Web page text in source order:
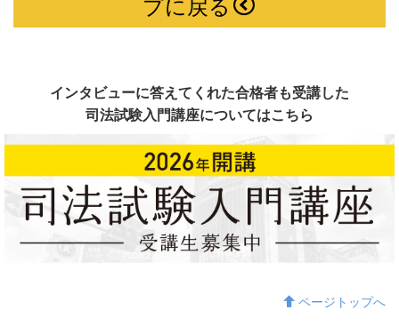
インタビューに答えてくれた合格者も受講した
司法試験入門講座についてはこちら
ページトップへ